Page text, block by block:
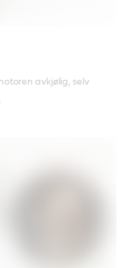
avkjølig, selv